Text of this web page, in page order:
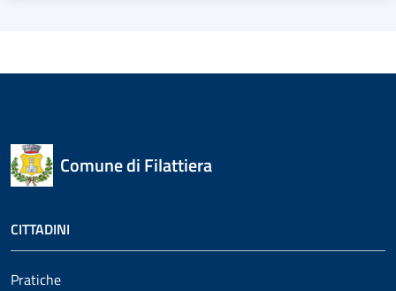
Comune di Filattiera
CITTADINI
Pratiche